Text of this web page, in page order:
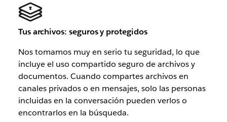
Tus archivos: seguros y protegidos
Nos tomamos muy en serio tu seguridad, lo que
incluye el uso compartido seguro de archivos y
documentos. Cuando compartes archivos en
canales privados o en mensajes, solo las personas
incluidas en la conversación pueden verlos o
encontrarlos en la búsqueda.